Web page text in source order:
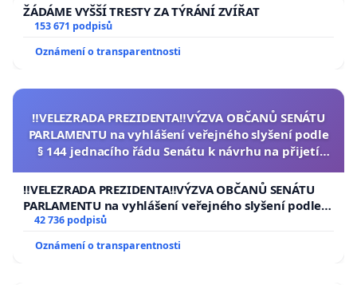
ŽÁDÁME VYŠŠÍ TRESTY ZA TÝRÁNÍ ZVÍŘAT
153 671 podpisů
Oznámení o transparentnosti
‼️VELEZRADA PREZIDENTA‼️VÝZVA OBČANŮ SENÁTU
PARLAMENTU na vyhlášení veřejného slyšení podle
§ 144 jednacího řádu Senátu k návrhu na přijetí
republiky
‼️VELEZRADA PREZIDENTA‼️VÝZVA OBČANŮ SENÁTU
PARLAMENTU na vyhlášení veřejného slyšení podle §
144 jednacího řádu Senátu k návrhu na přijetí
usnesení k podání ústavní žaloby na prezidenta
republiky
42 736 podpisů
Oznámení o transparentnosti